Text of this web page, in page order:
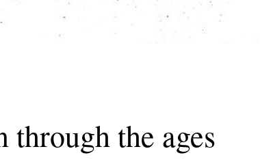
through the ages